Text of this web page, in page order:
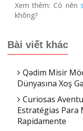
Xem thêm: Có nên
không?
Bài viết khác
Qədim Misir
Dünyasına Xoş
Curiosas
Estratégias Para
Rapidamente